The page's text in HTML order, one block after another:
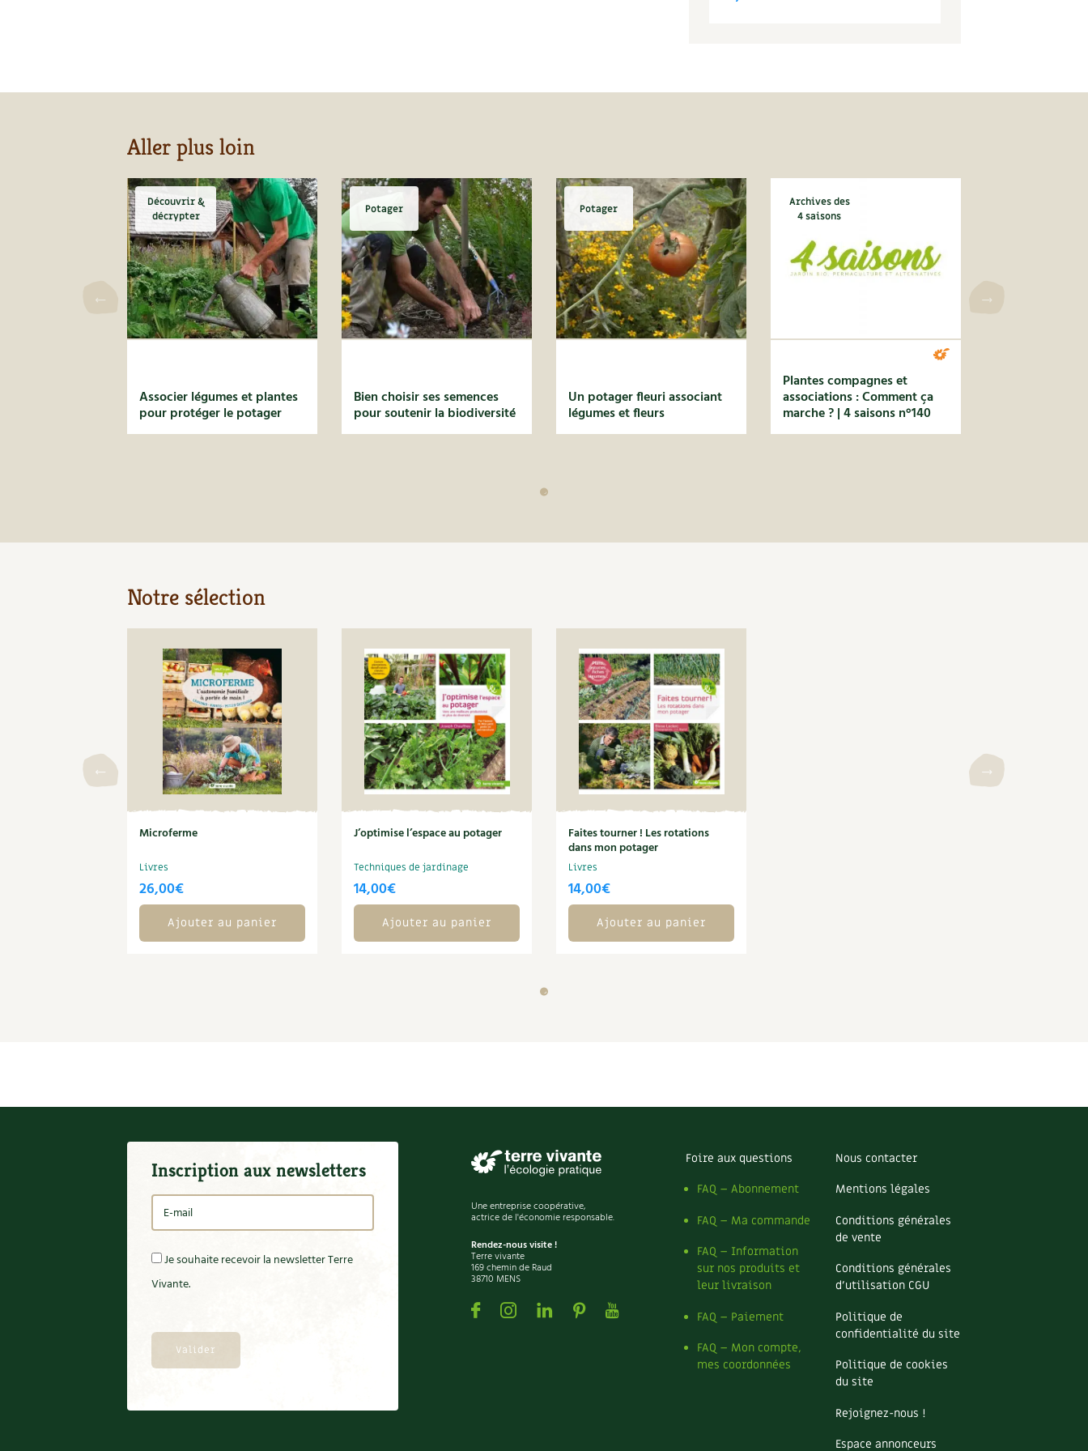
Aller plus loin
Découvrir &
décrypter
Associer légumes et plantes
pour protéger le potager
Potager
Bien choisir ses semences
pour soutenir la biodiversité
Potager
Un potager fleuri associant
légumes et fleurs
Archives des
4 saisons
Plantes compagnes et
associations : Comment ça
marche ? | 4 saisons n°140
Notre sélection
Microferme
Livres
26,00€
Ajouter au panier
J’optimise l’espace au potager
Techniques de jardinage
14,00€
Ajouter au panier
Faites tourner ! Les rotations
dans mon potager
Livres
14,00€
Ajouter au panier
Inscription aux newsletters
Je souhaite recevoir la newsletter Terre
Vivante.
Une entreprise coopérative,
actrice de l'économie responsable.
Rendez-nous visite !
Terre vivante
169 chemin de Raud
38710 MENS
FacebookInstagramLinkedin
PinterestYoutube
Foire aux questions
FAQ – Abonnement
FAQ – Ma commande
FAQ – Information
sur nos produits et
leur livraison
FAQ – Paiement
FAQ – Mon compte,
mes coordonnées
Nous contacter
Mentions légales
Conditions générales
de vente
Conditions générales
d’utilisation CGU
Politique de
confidentialité du site
Politique de cookies
du site
Rejoignez-nous !
Espace annonceurs